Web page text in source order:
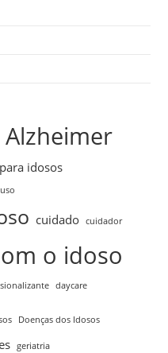
Alzheimer
idosos
cuidado cuidador
o idoso
daycare
Doenças dos Idosos
geriatria